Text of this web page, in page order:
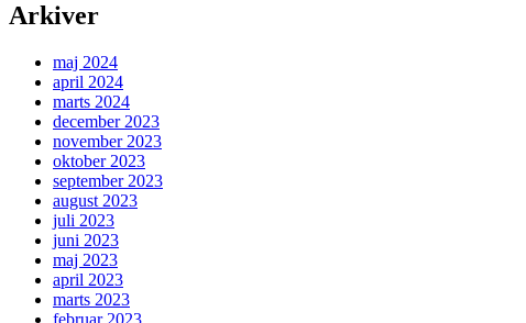
Arkiver
maj 2024
april 2024
marts 2024
december 2023
november 2023
oktober 2023
september 2023
august 2023
juli 2023
juni 2023
maj 2023
april 2023
marts 2023
februar 2023